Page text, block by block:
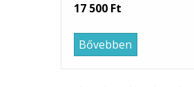
17 500 Ft
Bővebben